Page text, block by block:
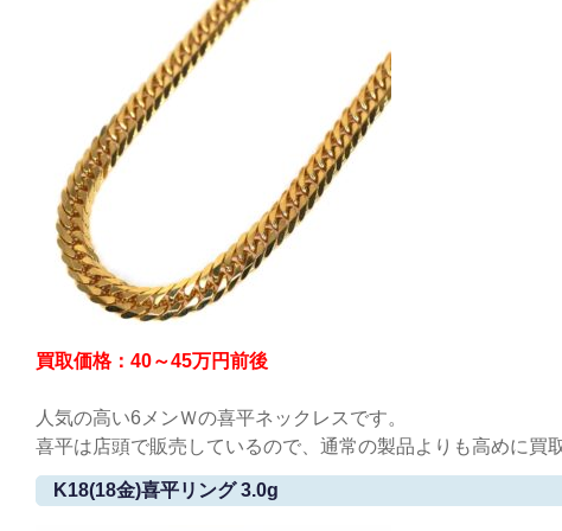
買取価格：40～45万円前後
人気の高い6メンＷの喜平ネックレスです。
喜平は店頭で販売しているので、通常の製品よりも高めに買
K18(18金)喜平リング 3.0g